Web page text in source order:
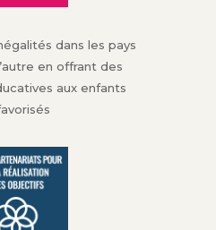
dans les pays
en offrant des
aux enfants